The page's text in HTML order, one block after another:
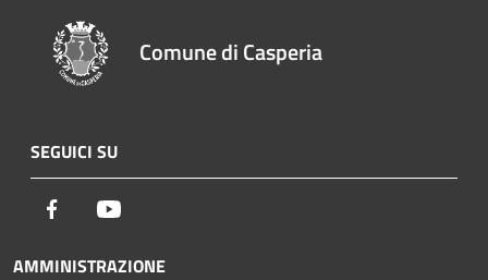
Comune di Casperia
SEGUICI SU
Facebook
AMMINISTRAZIONE